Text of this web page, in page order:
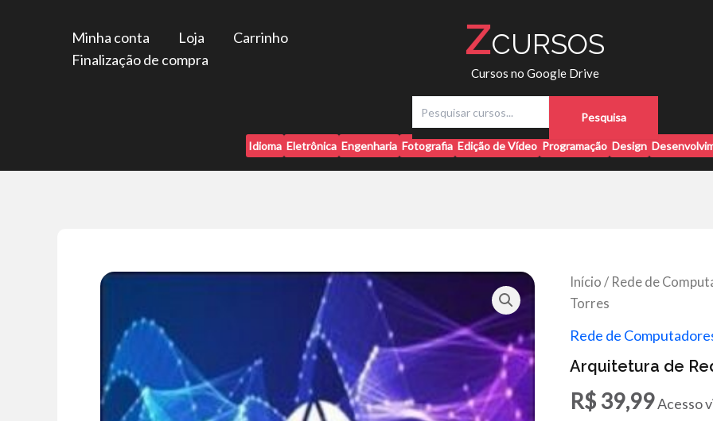
Minha conta Loja
Carrinho
Finalização de compra
ZCURSOS
Cursos no Google Drive
q
Pesquisa
Idioma Eletrônica Engenharia Fotografia Edição de Vídeo Programação Design
Início / Rede de
Torres
Rede de
Arquitetura de
R$39,99Acesso